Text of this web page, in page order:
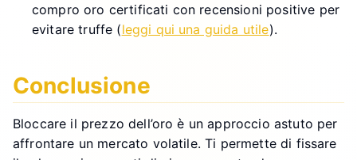
compro oro certificati con recensioni positive per
evitare truffe (leggi qui una guida utile).
Conclusione
Bloccare il prezzo dell’oro è un approccio astuto per
affrontare un mercato volatile. Ti permette di fissare